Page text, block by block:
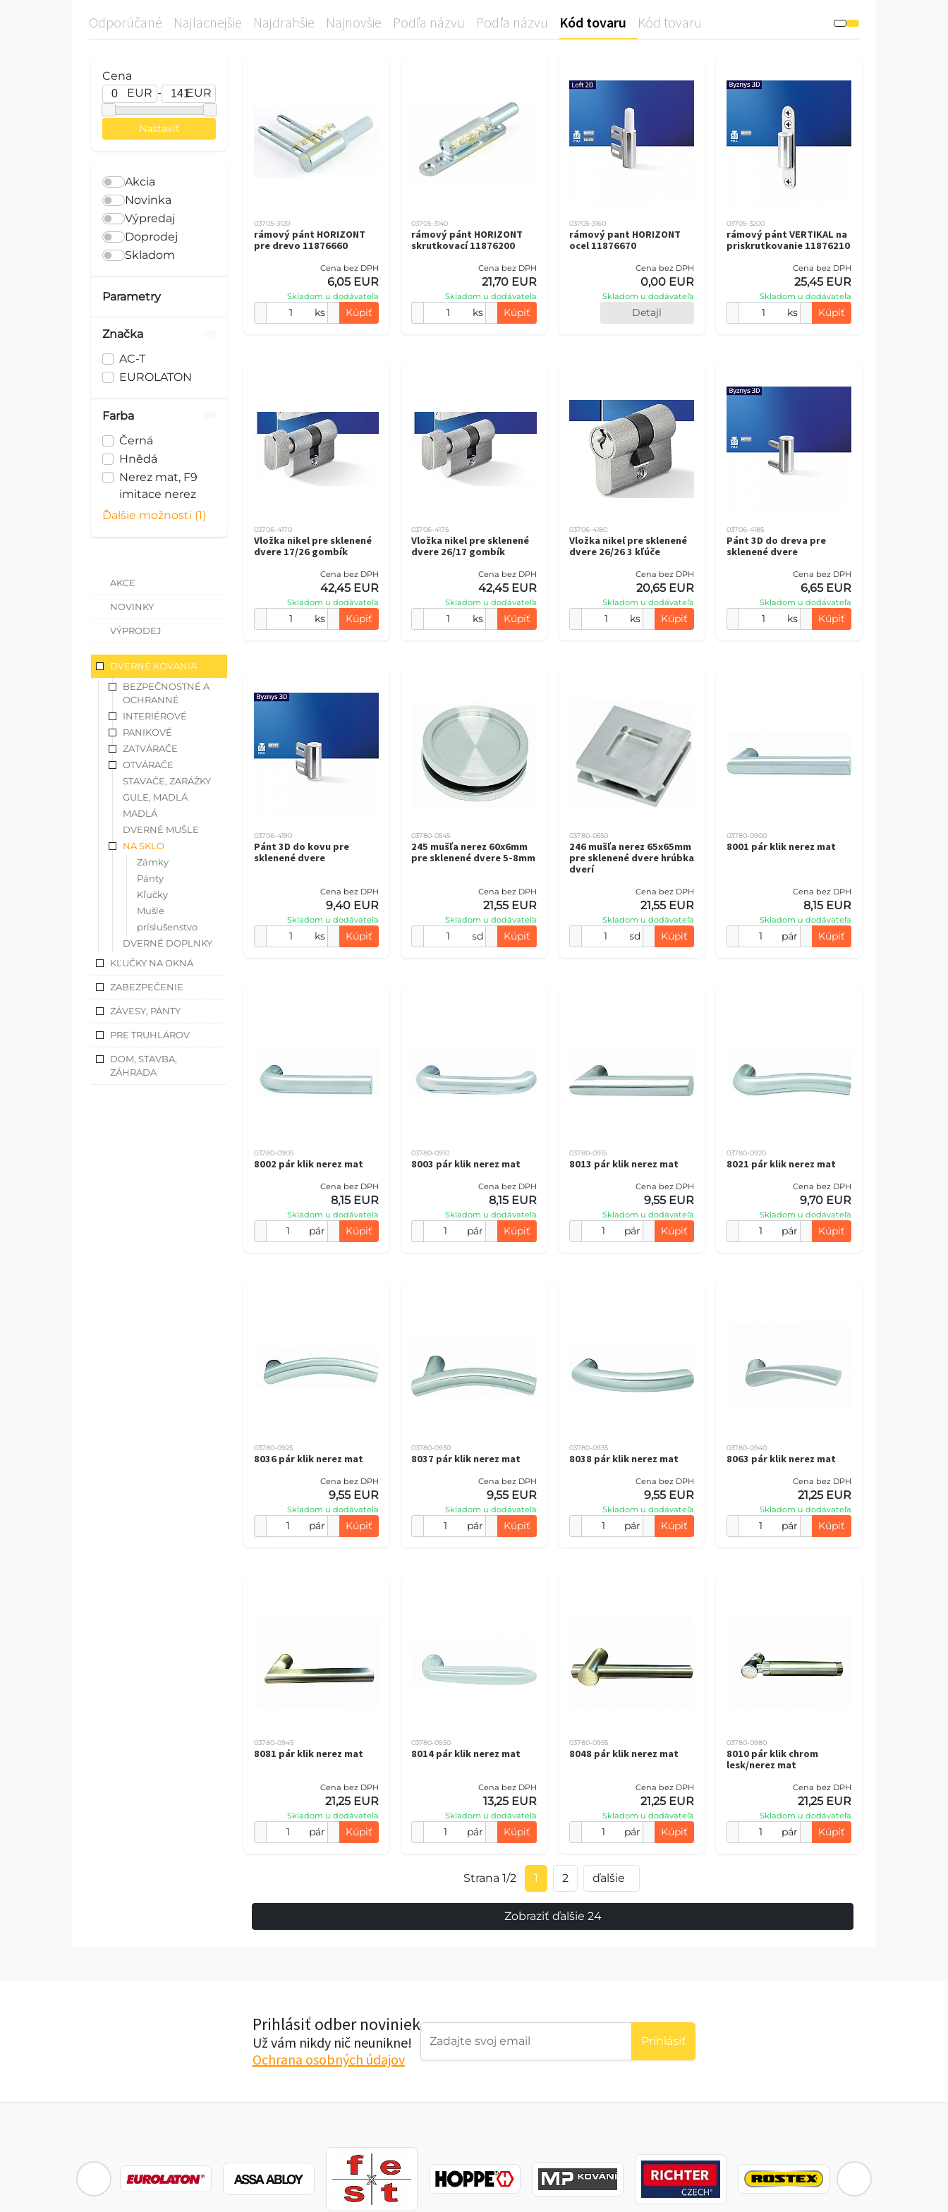
Odporúčané Najlacnejšie Najdrahšie Najnovšie Podľa názvu Podľa názvu Kód tovaru Kód tovaru
Cena
EUR - EUR
Akcia
Novinka
Výpredaj
Doprodej
Skladom
Parametry
Značka
AC-T
EUROLATON
Farba
Černá
Hnědá
Nerez mat, F9
imitace nerez
Ďalšie možnosti (1)
AKCE
NOVINKY
VÝPRODEJ
DVERNÉ KOVANIA
BEZPEČNOSTNÉ A
OCHRANNÉ
INTERIÉROVÉ
PANIKOVÉ
ZATVÁRAČE
OTVÁRAČE
STAVAČE, ZARÁŽKY
GULE, MADLÁ
MADLÁ
DVERNÉ MUŠLE
NA SKLO
Zámky
Pánty
Kľučky
Mušle
príslušenstvo
DVERNÉ DOPLNKY
KĽUČKY NA OKNÁ
ZABEZPEČENIE
ZÁVESY, PÁNTY
PRE TRUHLÁROV
DOM, STAVBA,
ZÁHRADA
03705-3120
rámový pánt HORIZONT
pre drevo 11876660
Cena bez DPH
6,05 EUR
Skladom u dodávateľa
ks Kúpiť
03705-3140
rámový pánt HORIZONT
skrutkovací 11876200
Cena bez DPH
21,70 EUR
Skladom u dodávateľa
ks Kúpiť
03705-3160
rámový pant HORIZONT
ocel 11876670
Cena bez DPH
0,00 EUR
Skladom u dodávateľa
Detajl
03705-3200
rámový pánt VERTIKAL na
priskrutkovanie 11876210
Cena bez DPH
25,45 EUR
Skladom u dodávateľa
ks Kúpiť
03706-4170
Vložka nikel pre sklenené
dvere 17/26 gombík
Cena bez DPH
42,45 EUR
Skladom u dodávateľa
ks Kúpiť
03706-4175
Vložka nikel pre sklenené
dvere 26/17 gombík
Cena bez DPH
42,45 EUR
Skladom u dodávateľa
ks Kúpiť
03706-4180
Vložka nikel pre sklenené
dvere 26/26 3 kľúče
Cena bez DPH
20,65 EUR
Skladom u dodávateľa
ks Kúpiť
03706-4185
Pánt 3D do dreva pre
sklenené dvere
Cena bez DPH
6,65 EUR
Skladom u dodávateľa
ks Kúpiť
03706-4190
Pánt 3D do kovu pre
sklenené dvere
Cena bez DPH
9,40 EUR
Skladom u dodávateľa
ks Kúpiť
03780-0545
245 mušľa nerez 60x6mm
pre sklenené dvere 5-8mm
Cena bez DPH
21,55 EUR
Skladom u dodávateľa
sd Kúpiť
03780-0550
246 mušľa nerez 65x65mm
pre sklenené dvere hrúbka
dverí
Cena bez DPH
21,55 EUR
Skladom u dodávateľa
sd Kúpiť
03780-0900
8001 pár klik nerez mat
Cena bez DPH
8,15 EUR
Skladom u dodávateľa
pár Kúpiť
03780-0905
8002 pár klik nerez mat
Cena bez DPH
8,15 EUR
Skladom u dodávateľa
pár Kúpiť
03780-0910
8003 pár klik nerez mat
Cena bez DPH
8,15 EUR
Skladom u dodávateľa
pár Kúpiť
03780-0915
8013 pár klik nerez mat
Cena bez DPH
9,55 EUR
Skladom u dodávateľa
pár Kúpiť
03780-0920
8021 pár klik nerez mat
Cena bez DPH
9,70 EUR
Skladom u dodávateľa
pár Kúpiť
03780-0925
8036 pár klik nerez mat
Cena bez DPH
9,55 EUR
Skladom u dodávateľa
pár Kúpiť
03780-0930
8037 pár klik nerez mat
Cena bez DPH
9,55 EUR
Skladom u dodávateľa
pár Kúpiť
03780-0935
8038 pár klik nerez mat
Cena bez DPH
9,55 EUR
Skladom u dodávateľa
pár Kúpiť
03780-0940
8063 pár klik nerez mat
Cena bez DPH
21,25 EUR
Skladom u dodávateľa
pár Kúpiť
03780-0945
8081 pár klik nerez mat
Cena bez DPH
21,25 EUR
Skladom u dodávateľa
pár Kúpiť
03780-0950
8014 pár klik nerez mat
Cena bez DPH
13,25 EUR
Skladom u dodávateľa
pár Kúpiť
03780-0955
8048 pár klik nerez mat
Cena bez DPH
21,25 EUR
Skladom u dodávateľa
pár Kúpiť
03780-0980
8010 pár klik chrom
lesk/nerez mat
Cena bez DPH
21,25 EUR
Skladom u dodávateľa
pár Kúpiť
Strana 1/2 1 2 ďalšie
Zobraziť ďalšie 24
Prihlásiť odber noviniek
Už vám nikdy nič neunikne!
Ochrana osobných údajov
Prihlásiť